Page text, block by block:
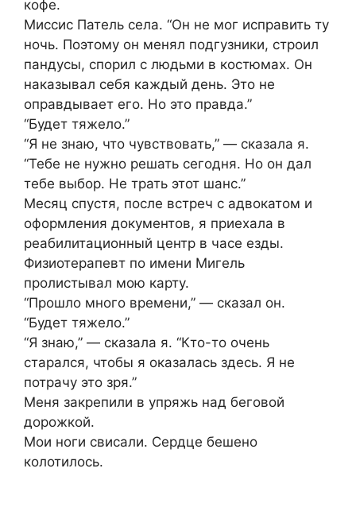
кофе.
Миссис Патель села. “Он не мог исправить ту
ночь. Поэтому он менял подгузники, строил
пандусы, спорил с людьми в костюмах. Он
наказывал себя каждый день. Это не
оправдывает его. Но это правда.”
“Будет тяжело.”
“Я не знаю, что чувствовать,” — сказала я.
“Тебе не нужно решать сегодня. Но он дал
тебе выбор. Не трать этот шанс.”
Месяц спустя, после встреч с адвокатом и
оформления документов, я приехала в
реабилитационный центр в часе езды.
Физиотерапевт по имени Мигель
пролистывал мою карту.
“Прошло много времени,” — сказал он.
“Будет тяжело.”
“Я знаю,” — сказала я. “Кто-то очень
старался, чтобы я оказалась здесь. Я не
потрачу это зря.”
Меня закрепили в упряжь над беговой
дорожкой.
Мои ноги свисали. Сердце бешено
колотилось.